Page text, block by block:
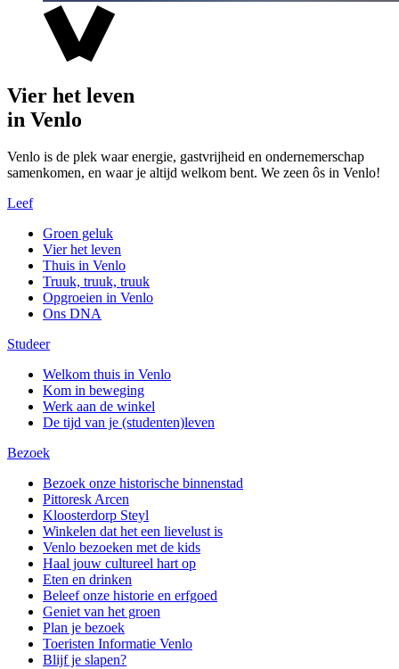
Vier het leven
in Venlo
Venlo is de plek waar energie, gastvrijheid en ondernemerschap
samenkomen, en waar je altijd welkom bent. We zeen ôs in Venlo!
Leef
Groen geluk
Vier het leven
Thuis in Venlo
Truuk, truuk, truuk
Opgroeien in Venlo
Ons DNA
Studeer
Welkom thuis in Venlo
Kom in beweging
Werk aan de winkel
De tijd van je (studenten)leven
Bezoek
Bezoek onze historische binnenstad
Pittoresk Arcen
Kloosterdorp Steyl
Winkelen dat het een lievelust is
Venlo bezoeken met de kids
Haal jouw cultureel hart op
Eten en drinken
Beleef onze historie en erfgoed
Geniet van het groen
Plan je bezoek
Toeristen Informatie Venlo
Blijf je slapen?